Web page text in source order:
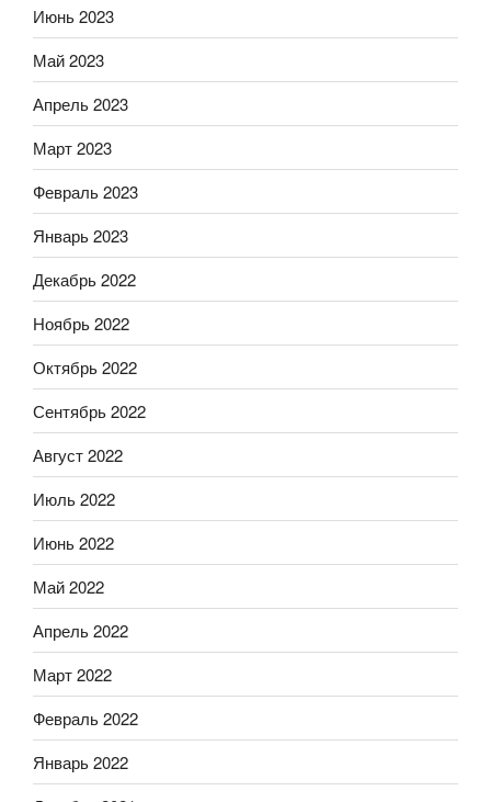
Июнь 2023
Май 2023
Апрель 2023
Март 2023
Февраль 2023
Январь 2023
Декабрь 2022
Ноябрь 2022
Октябрь 2022
Сентябрь 2022
Август 2022
Июль 2022
Июнь 2022
Май 2022
Апрель 2022
Март 2022
Февраль 2022
Январь 2022